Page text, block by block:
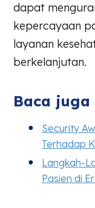
dapat
kepercayaan
layanan
berkelanjutan.
Baca juga
Security
Terhadap
Langkah-
Pasien di